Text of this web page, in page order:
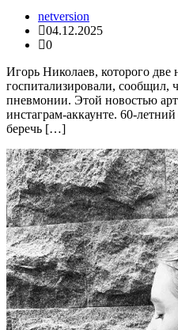
netversion
04.12.2025
0
Игорь Николаев, которого две
госпитализировали, сообщил,
пневмонии. Этой новостью
инстаграм-аккаунте. 60-
беречь […]